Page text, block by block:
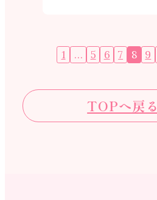
1 … 5 6 7 8 9
TOPへ戻る